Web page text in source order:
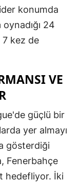
konumda
24
7 kez de
VE
güçlü bir
yer almayı
gösterdiği
Fenerbahçe
hedefliyor. İki